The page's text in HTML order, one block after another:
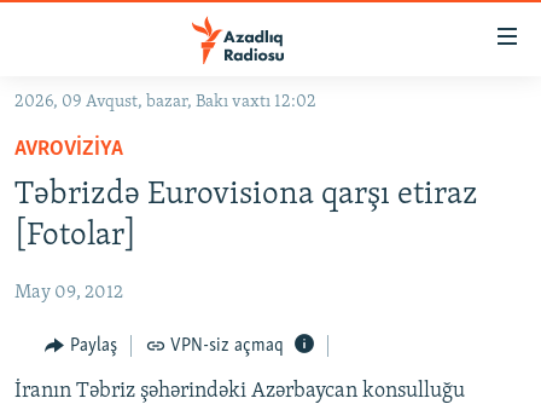
Əsas
qayıt
Əsas
naviqasiyaya
qayıt
GÜNDƏM
#İZAHLA
KORRUPSIOMETR
#ƏSLINDƏ
FƏRQƏ BAX
QANUNI DOĞRU
ARAŞDIRMA
2026, 09 Avqust, bazar, Bakı vaxtı 12:02
AVROVIZIYA
Təbrizdə Eurovisiona qarşı etiraz
[Fotolar]
May 09, 2012
Paylaş VPN-siz açmaq
İranın Təbriz şəhərindəki Azərbaycan konsulluğu